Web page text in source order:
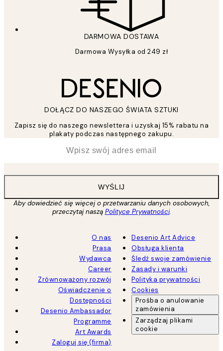
DARMOWA DOSTAWA
Darmowa Wysyłka od 249 zł
DOŁĄCZ DO NASZEGO ŚWIATA SZTUKI
Zapisz się do naszego newslettera i uzyskaj 15% rabatu na
plakaty podczas następnego zakupu.
WYŚLIJ
Aby dowiedzieć się więcej o przetwarzaniu danych osobowych,
przeczytaj naszą Polityce Prywatności.
O nas
Prasa
Wydawca
Career
Zrównoważony rozwój
Oświadczenie o
Dostępności
Desenio Ambassador
Programme
Art Awards
Zaloguj się (firma)
Desenio Art Advice
Obsługa klienta
Śledź swoje zamówienie
Zasady i warunki
Polityka prywatności
Cookies
Prośba o anulowanie
zamówienia
Zarządzaj plikami
cookie